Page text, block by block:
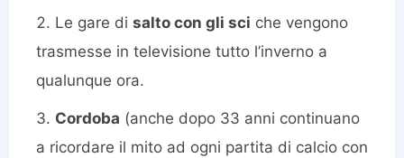
Le gare di salto con gli sci che vengono
trasmesse in televisione tutto l’inverno a
qualunque ora.
Cordoba (anche dopo 33 anni continuano
a ricordare il mito ad ogni partita di calcio con